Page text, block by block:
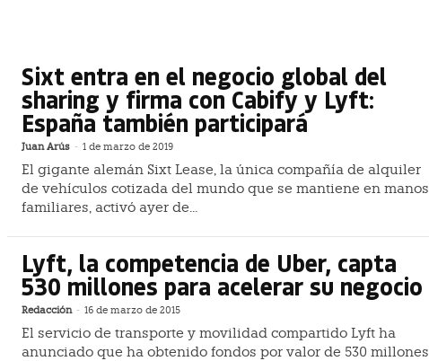
Sixt entra en el negocio global del
sharing y firma con Cabify y Lyft:
España también participará
Juan Arús - 1 de marzo de 2019
El gigante alemán Sixt Lease, la única compañía de alquiler
de vehículos cotizada del mundo que se mantiene en manos
familiares, activó ayer de...
Lyft, la competencia de Uber, capta
530 millones para acelerar su negocio
Redacción - 16 de marzo de 2015
El servicio de transporte y movilidad compartido Lyft ha
anunciado que ha obtenido fondos por valor de 530 millones